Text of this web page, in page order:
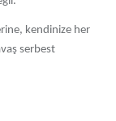
kendinize her
serbest